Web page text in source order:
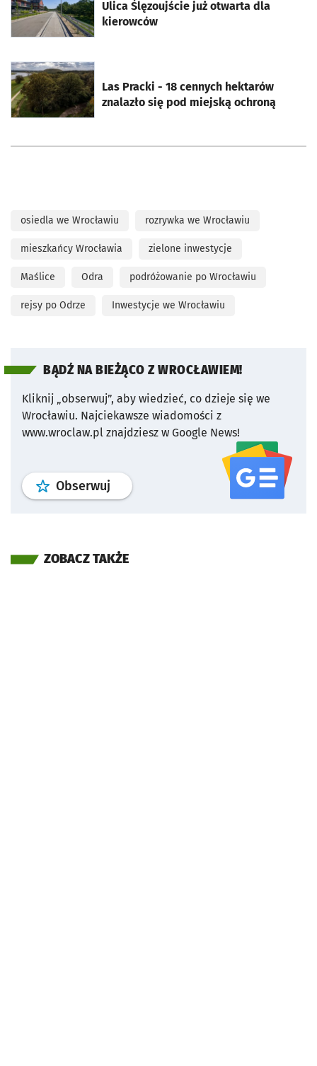
Ulica Ślęzoujście już otwarta dla
kierowców
Las Pracki - 18 cennych hektarów
znalazło się pod miejską ochroną
otworzy się w nowej karcie
osiedla we Wrocławiu rozrywka we Wrocławiu
mieszkańcy Wrocławia zielone inwestycje
Maślice Odra podróżowanie po Wrocławiu
rejsy po Odrze Inwestycje we Wrocławiu
BĄDŹ NA BIEŻĄCO Z WROCŁAWIEM!
Kliknij „obserwuj”, aby wiedzieć, co dzieje się we
Wrocławiu. Najciekawsze wiadomości z
www.wroclaw.pl znajdziesz w Google News!
Obserwuj profil serwisu
ZOBACZ TAKŻE